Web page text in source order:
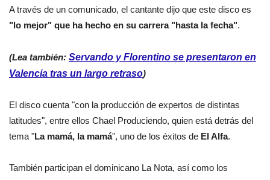
A través de un comunicado, el cantante dijo que este disco es
"lo mejor" que ha hecho en su carrera "hasta la fecha".
(Lea también: Servando y Florentino se presentaron en
Valencia tras un largo retraso)
El disco cuenta "con la producción de expertos de distintas
latitudes", entre ellos Chael Produciendo, quien está detrás del
tema "La mamá, la mamá", uno de los éxitos de El Alfa.
También participan el dominicano La Nota, así como los